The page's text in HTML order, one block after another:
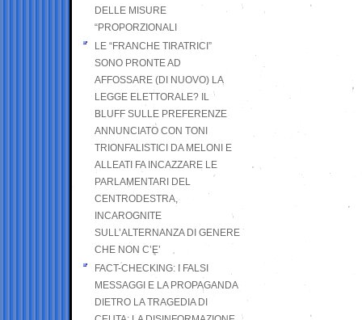
DELLE MISURE
“PROPORZIONALI
LE “FRANCHE TIRATRICI”
SONO PRONTE AD
AFFOSSARE (DI NUOVO) LA
LEGGE ELETTORALE? IL
BLUFF SULLE PREFERENZE
ANNUNCIATO CON TONI
TRIONFALISTICI DA MELONI E
ALLEATI FA INCAZZARE LE
PARLAMENTARI DEL
CENTRODESTRA,
INCAROGNITE
SULL’ALTERNANZA DI GENERE
CHE NON C’E’
FACT-CHECKING: I FALSI
MESSAGGI E LA PROPAGANDA
DIETRO LA TRAGEDIA DI